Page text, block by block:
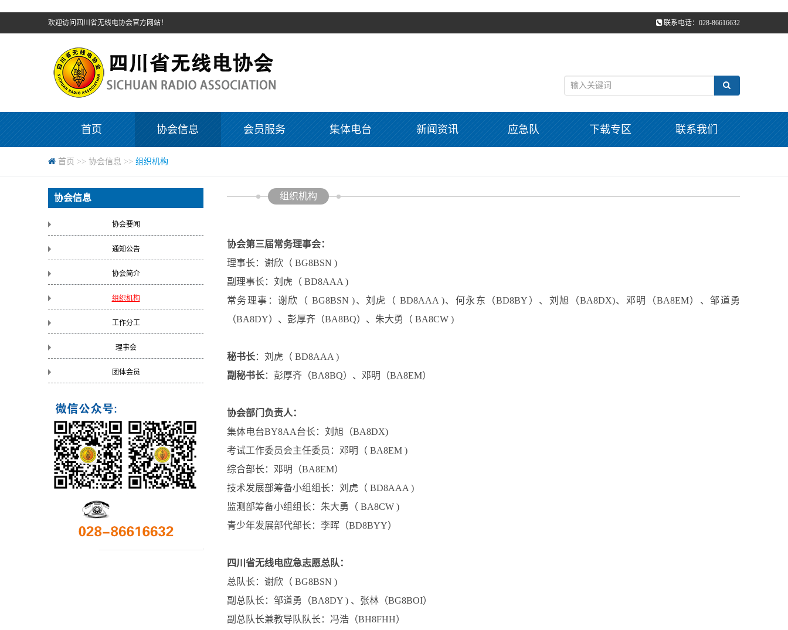
联系电话：028-86616632
欢迎访问四川省无线电协会官方网站！
首页 协会信息 会员服务 集体电台 新闻资讯 应急队 下载专区 联系我们
首页 >> 协会信息 >> 组织机构
协会信息
协会要闻
通知公告
协会简介
组织机构
工作分工
理事会
团体会员
组织机构
协会第三届常务理事会：
理事长： 谢欣（ BG8BSN )
副理事长：刘虎（ BD8AAA )
常务理事：谢欣（ BG8BSN )、 刘虎（ BD8AAA )、何永东（BD8BY）、 刘旭（BA8DX)、 邓明（BA8EM）、邹道勇
（BA8DY）、 彭厚齐（BA8BQ） 、朱大勇（ BA8CW )
秘书长： 刘虎 （ BD8AAA )
副秘书长： 彭厚齐（BA8BQ） 、 邓明（BA8EM）
协会部门负责人：
集体电台BY8AA台长：刘旭（BA8DX)
考试工作委员会主任委员：邓明（ BA8EM )
综合部长： 邓明（BA8EM）
技术发展部筹备小组组长：刘虎（ BD8AAA )
监测部筹备小组组长：朱大勇（ BA8CW )
青少年发展部代部长：李晖（BD8BYY）
四川省无线电应急志愿总队：
总队长：谢欣（ BG8BSN )
副总队长：邹道勇（BA8DY ) 、 张林（BG8BOI）
副总队长兼教导队队长：冯浩（BH8FHH）